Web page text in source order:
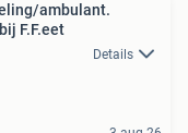
ambulant.
F.F.eet
Details